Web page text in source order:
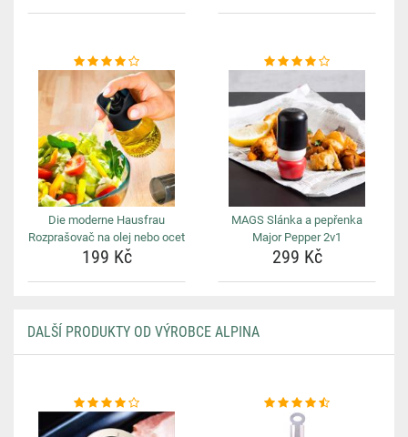
Die moderne Hausfrau
Rozprašovač na olej nebo ocet
199 Kč
MAGS Slánka a pepřenka
Major Pepper 2v1
299 Kč
DALŠÍ PRODUKTY OD VÝROBCE ALPINA